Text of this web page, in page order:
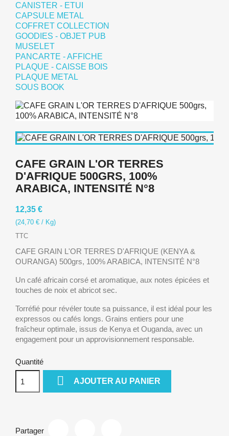
CANISTER - ETUI
CAPSULE METAL
COFFRET COLLECTION
GOODIES - OBJET PUB
MUSELET
PANCARTE - AFFICHE
PLAQUE - CAISSE BOIS
PLAQUE METAL
SOUS BOOK
CAFE GRAIN L'OR TERRES
D'AFRIQUE 500GRS, 100%
ARABICA, INTENSITÉ N°8
12,35 €
(24,70 € / Kg)
TTC
CAFE GRAIN L'OR TERRES D'AFRIQUE (KENYA &
OURANGA) 500grs, 100% ARABICA, INTENSITÉ N°8
Un café africain corsé et aromatique, aux notes épicées et
touches de noix et abricot sec.
Torréfié pour révéler toute sa puissance, il est idéal pour les
expressos ou cafés longs. Grains entiers pour une
fraîcheur optimale, issus de Kenya et Ouganda, avec un
engagement pour un approvisionnement responsable.
Quantité
 AJOUTER AU PANIER
Partager